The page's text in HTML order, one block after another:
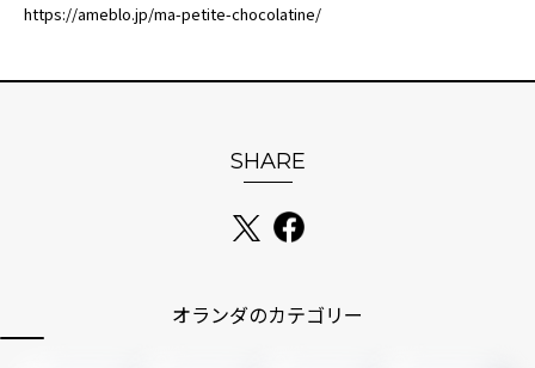
https://ameblo.jp/ma-petite-chocolatine/
SHARE
オランダのカテゴリー